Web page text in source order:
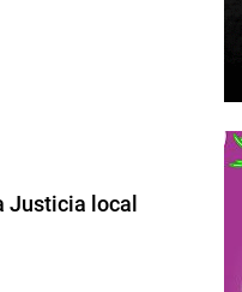
Justicia local